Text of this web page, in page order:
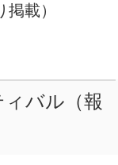
載）
バル（報